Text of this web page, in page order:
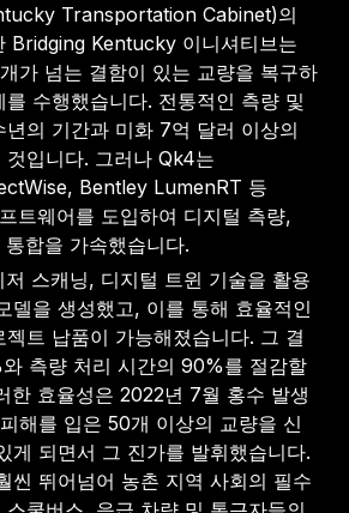
Transportation Cabinet)의
Bridging Kentucky 이니셔티브는
가 넘는 결함이 있는 교량을 복구하
수행했습니다. 전통적인 측량 및
년의 기간과 미화 7억 달러 이상의
것입니다. 그러나 Qk4는
Bentley LumenRT 등
트웨어를 도입하여 디지털 측량,
합을 가속했습니다.
스캐닝, 디지털 트윈 기술을 활용
델을 생성했고, 이를 통해 효율적인
트 납품이 가능해졌습니다. 그 결
측량 처리 시간의 90%를 절감할
한 효율성은 2022년 7월 홍수 발생
해를 입은 50개 이상의 교량을 신
게 되면서 그 진가를 발휘했습니다.
씬 뛰어넘어 농촌 지역 사회의 필수